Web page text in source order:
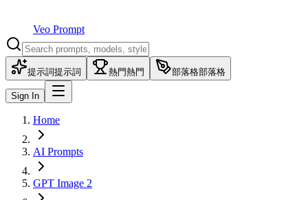
Veo Prompt
提示詞提示詞 熱門熱門 部落格部落格
Sign In
Home
AI Prompts
GPT Image 2